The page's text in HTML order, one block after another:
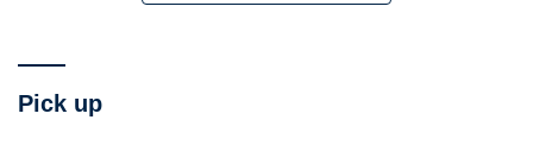
Pick up